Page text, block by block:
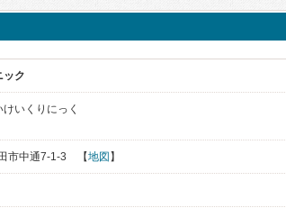
ック
いくりにっく
市中通7-1-3 【地図 】